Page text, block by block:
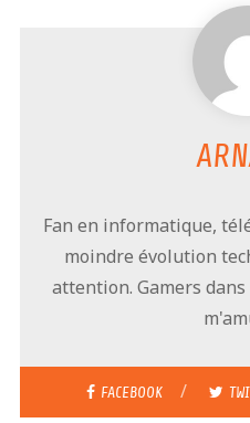
Fan en informatique,
moindre évolution
attention. Gamers
FACEBOOK